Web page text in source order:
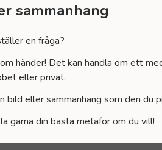
sammanhang
en fråga?
händer! Det kan handla om ett
eller privat.
eller sammanhang som den du
gärna din bästa metafor om du vill!